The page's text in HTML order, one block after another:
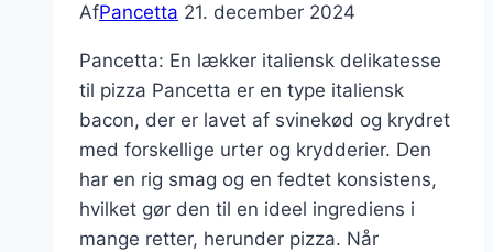
AfPancetta 21. december 2024
Pancetta: En lækker italiensk delikatesse
til pizza Pancetta er en type italiensk
bacon, der er lavet af svinekød og krydret
med forskellige urter og krydderier. Den
har en rig smag og en fedtet konsistens,
hvilket gør den til en ideel ingrediens i
mange retter, herunder pizza. Når